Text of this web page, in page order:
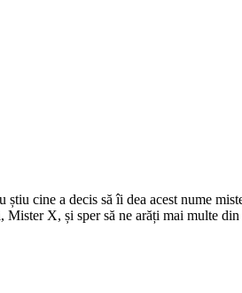
cine a decis să îi dea acest nume
X, și sper să ne arăți mai multe